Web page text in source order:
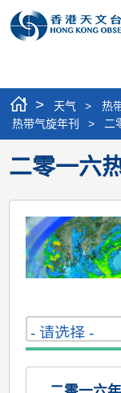
> 天气 > 热
热带气旋年刊
> 二
二零一六